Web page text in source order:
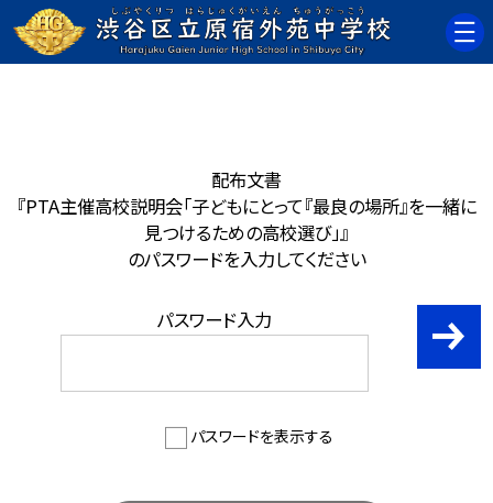
配布文書
『PTA主催高校説明会「子どもにとって『最良の場所』を一緒に
見つけるための高校選び」』
のパスワードを入力してください
パスワード入力
パスワードを表示する